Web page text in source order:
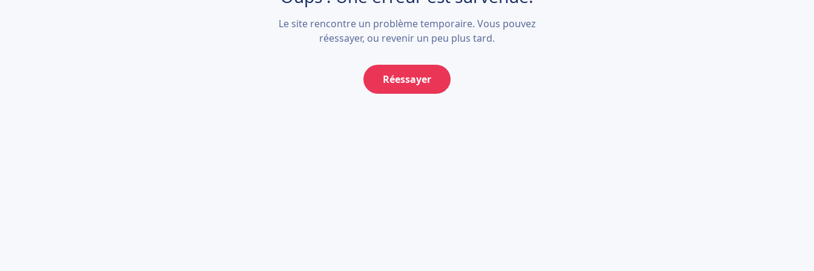
Le site rencontre un problème temporaire. Vous pouvez
réessayer, ou revenir un peu plus tard.
Réessayer